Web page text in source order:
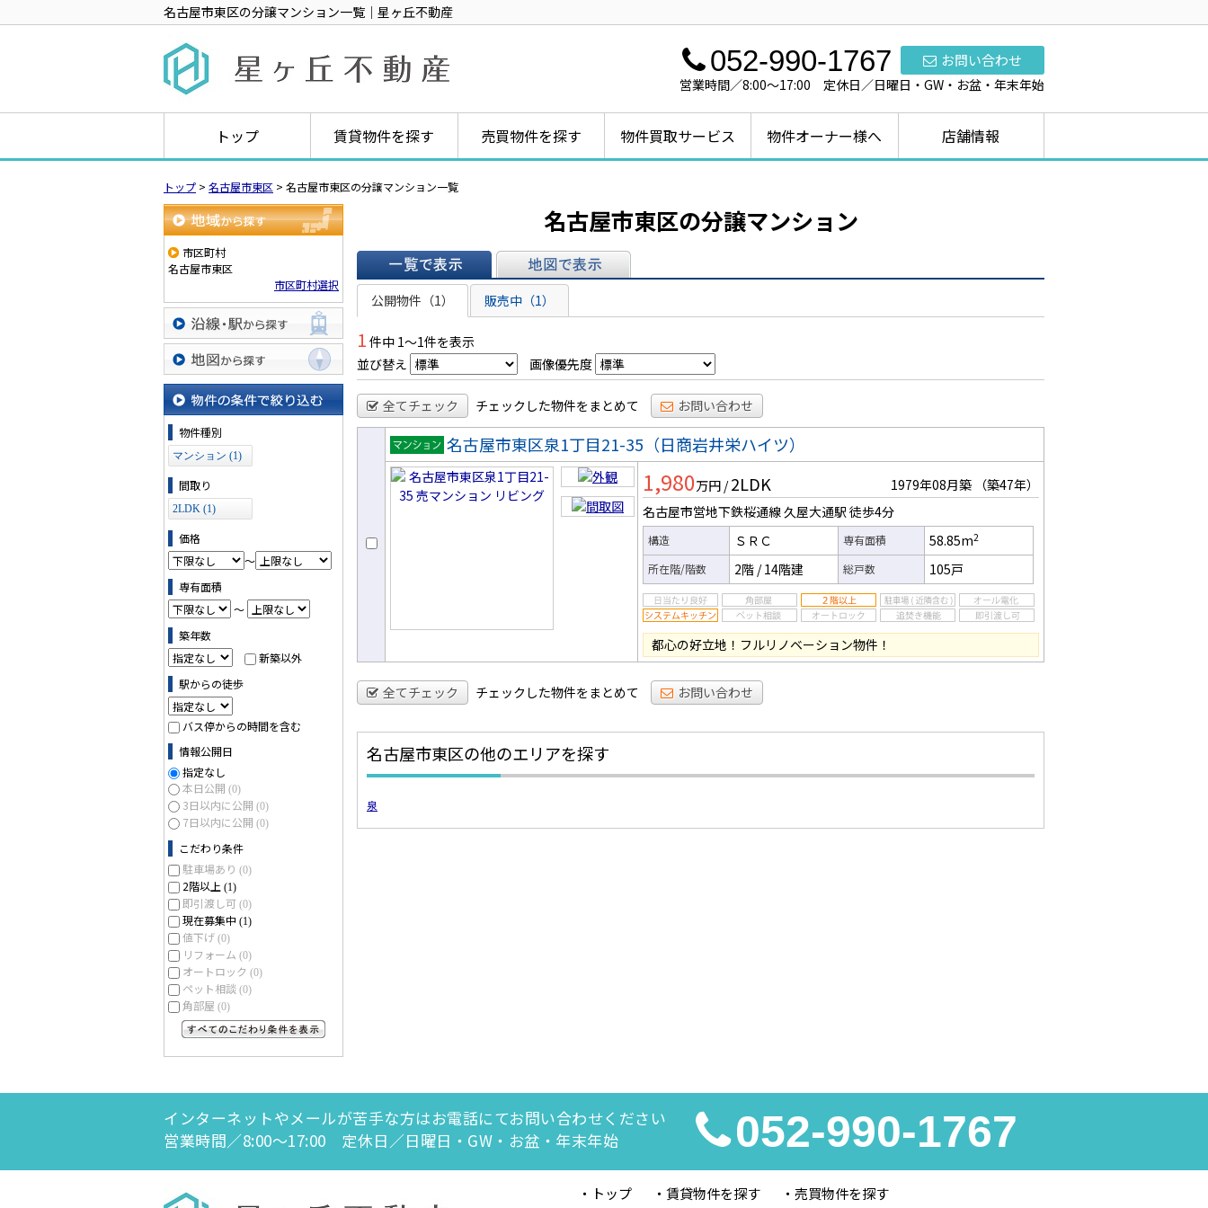
名古屋市東区の分譲マンション一覧｜星ヶ丘不動産
お問い合わせ
052-990-1767
営業時間／8:00～17:00 定休日／日曜日・GW・お盆・年末年始
トップ 賃貸物件を探す 売買物件を探す 物件買取サービス 物件オーナー様へ 店舗情報
トップ > 名古屋市東区 > 名古屋市東区の分譲マンション一覧
地域から探す
市区町村
名古屋市東区
市区町村選択
沿線・駅から探す
地図から探す
物件の条件で絞り込む
物件種別
マンション (1)
間取り
2LDK (1)
価格
～
専有面積
～
築年数
新築以外
駅からの徒歩
バス停からの時間を含む
情報公開日
指定なし
本日公開 (0)
3日以内に公開 (0)
7日以内に公開 (0)
こだわり条件
駐車場あり (0)
2階以上 (1)
即引渡し可 (0)
現在募集中 (1)
値下げ (0)
リフォーム (0)
オートロック (0)
ペット相談 (0)
角部屋 (0)
名古屋市東区の分譲マンション
一覧で表示 地図で表示
公開物件（1） 販売中（1）
1 件中 1～1件を表示
並び替え
画像優先度
全てチェック チェックした物件をまとめて お問い合わせ
売マンシ
ョン
名古屋市東区泉1丁目21-35（日商岩井栄ハイツ）
1,980万円 / 2LDK 1979年08月築
（築47年）
名古屋市営地下鉄桜通線 久屋大通駅 徒歩4分
構造 ＳＲＣ 専有面積 58.85m2
所在階/階数 2階 /14階建 総戸数 105戸
都心の好立地！フルリノベーション物件！
全てチェック チェックした物件をまとめて お問い合わせ
名古屋市東区の他のエリアを探す
泉
インターネットやメールが苦手な方はお電話にてお問い合わせください
営業時間／8:00～17:00 定休日／日曜日・GW・お盆・年末年始
052-990-1767
トップ 賃貸物件を探す 売買物件を探す